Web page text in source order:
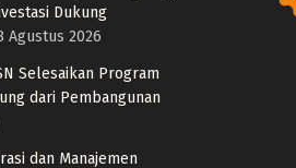
Dukung
Agustus 2026
Selesaikan Program
dari Pembangunan
dan Manajemen